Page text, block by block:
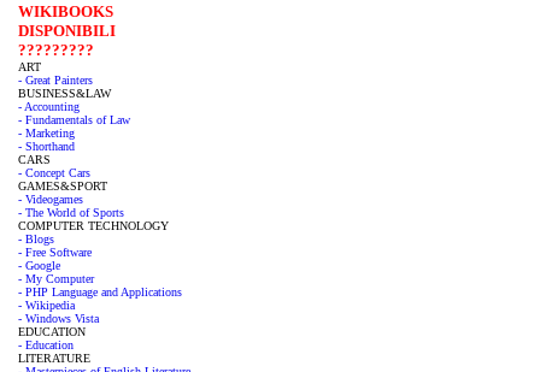
WIKIBOOKS
DISPONIBILI
?????????
ART
- Great Painters
BUSINESS&LAW
- Accounting
- Fundamentals of Law
- Marketing
- Shorthand
CARS
- Concept Cars
GAMES&SPORT
- Videogames
- The World of Sports
COMPUTER TECHNOLOGY
- Blogs
- Free Software
- Google
- My Computer
- PHP Language and Applications
- Wikipedia
- Windows Vista
EDUCATION
- Education
LITERATURE